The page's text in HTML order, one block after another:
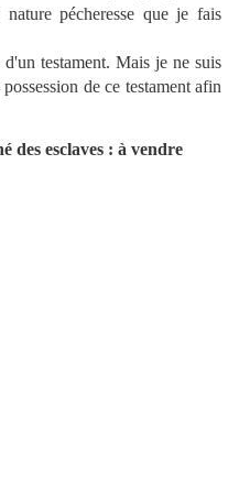
pécheresse que je fais
testament. Mais je ne suis
de ce testament afin
des esclaves : à vendre